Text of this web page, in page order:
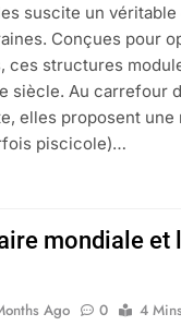
suscite un
Conçues pour
ces structures
siècle. Au carrefour
elles proposent
piscicole)…
mondiale et
Ago 0
4